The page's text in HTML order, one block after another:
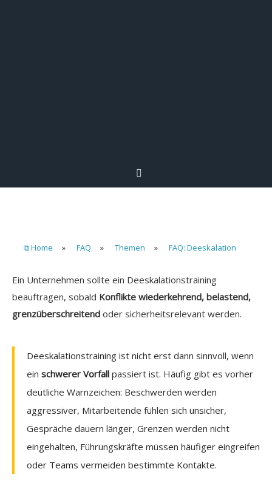
⧉ Home » FAQ » Themen » FAQ: Deeskalation
Ein Unternehmen sollte ein Deeskalationstraining
beauftragen, sobald Konflikte wiederkehrend, belastend,
grenzüberschreitend oder sicherheitsrelevant werden.
Deeskalationstraining ist nicht erst dann sinnvoll, wenn
ein schwerer Vorfall passiert ist. Häufig gibt es vorher
deutliche Warnzeichen: Beschwerden werden
aggressiver, Mitarbeitende fühlen sich unsicher,
Gespräche dauern länger, Grenzen werden nicht
eingehalten, Führungskräfte müssen häufiger eingreifen
oder Teams vermeiden bestimmte Kontakte.